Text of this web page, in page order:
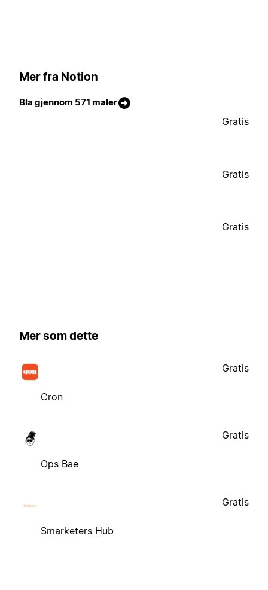
Mer fra Notion
Bla gjennom 571 maler
Gratis
Gratis
Gratis
Mer som dette
Cron
Gratis
Ops Bae
Gratis
Smarketers Hub
Gratis